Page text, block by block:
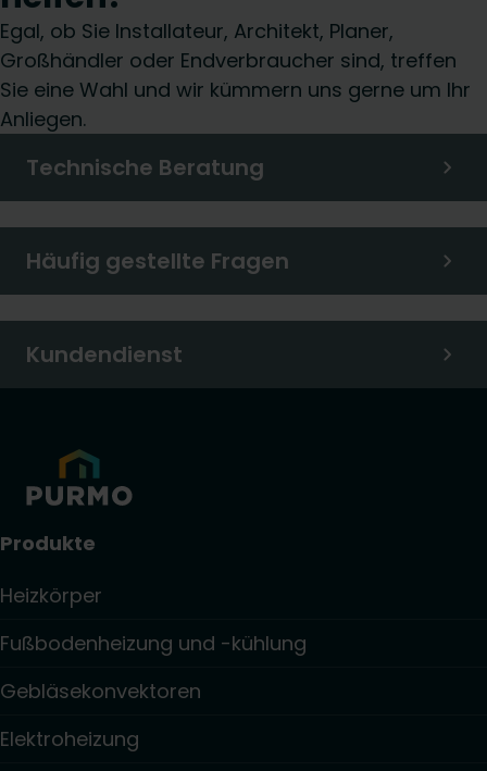
Egal, ob Sie Installateur, Architekt, Planer,
Großhändler oder Endverbraucher sind, treffen
Sie eine Wahl und wir kümmern uns gerne um Ihr
Anliegen.
Technische Beratung
Häufig gestellte Fragen
Kundendienst
Produkte
Heizkörper
Fußbodenheizung und -kühlung
Gebläsekonvektoren
Elektroheizung